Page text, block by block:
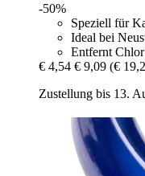
-50%
Speziell für
Ideal bei
Entfernt
€ 4,54 € 9,09 (€
Zustellung bis 13.